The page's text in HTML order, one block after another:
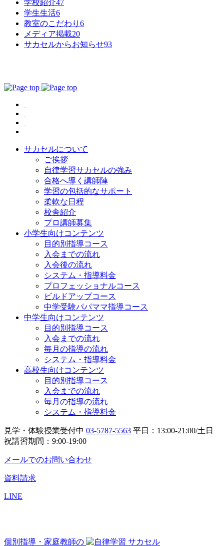
学校紹介47
学生生活6
教室のこだわり 6
メディア掲載20
サカセルからお知らせ93
サカセルについて
ご挨拶
自律学習サカセルの強み
合格へ導く講師陣
学習の包括的なサポート
柔軟な日程
校舎紹介
プロ講師募集
小学生向けコンテンツ
目的別指導コース
入会までの流れ
入会後の流れ
システム・指導料金
プロフェッショナルコース
ビルドアップコース
中学受験パパママ指導コース
中学生向けコンテンツ
目的別指導コース
入会までの流れ
毎月の指導の流れ
システム・指導料金
高校生向けコンテンツ
目的別指導コース
入会までの流れ
毎月の指導の流れ
システム・指導料金
見学・体験授業受付中 03-5787-5563 平日：13:00-21:00/土日
祝講習期間：9:00-19:00
メールでのお問い合わせ
資料請求
LINE
個別指導・家庭教師の